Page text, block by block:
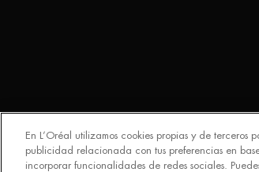
En L’Oréal utilizamos cookies propias y de
publicidad relacionada con tus preferencias en
incorporar funcionalidades de redes sociales.